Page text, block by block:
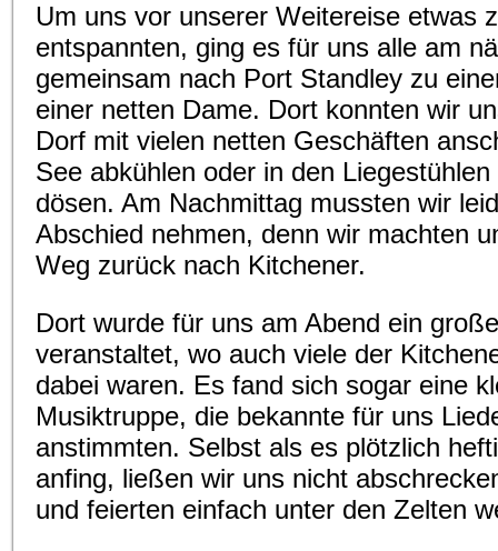
Um uns vor unserer Weitereise etwas
entspannten, ging es für uns alle am
gemeinsam nach Port Standley zu
einer netten Dame. Dort konnten wir
Dorf mit vielen netten Geschäften
See abkühlen oder in den
dösen. Am Nachmittag mussten wir
Abschied nehmen, denn wir machten
Weg zurück nach Kitchener.
Dort wurde für uns am Abend ein
veranstaltet, wo auch viele der
dabei waren. Es fand sich sogar eine
Musiktruppe, die bekannte für uns
anstimmten. Selbst als es plötzlich
anfing, ließen wir uns nicht
und feierten einfach unter den Zelten